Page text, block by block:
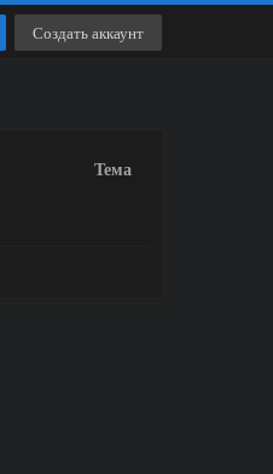
Тема
Создать аккаунт